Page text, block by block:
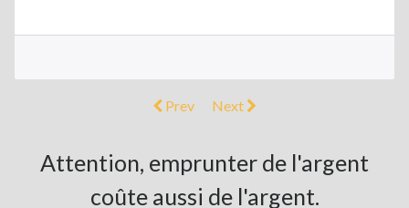
Prev Next
Attention, emprunter de l'argent
coûte aussi de l'argent.